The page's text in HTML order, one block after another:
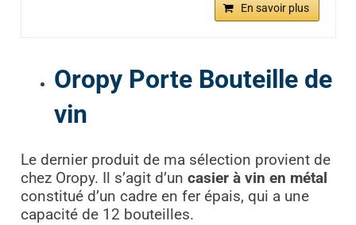
En savoir plus
Oropy Porte Bouteille de
vin
Le dernier produit de ma sélection provient de
chez Oropy. Il s’agit d’un casier à vin en métal
constitué d’un cadre en fer épais, qui a une
capacité de 12 bouteilles.